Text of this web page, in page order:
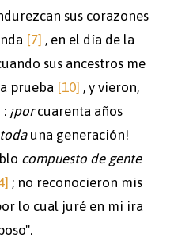
sus corazones
[7] , en el día de la
sus ancestros me
prueba [10] , y vieron,
: ¡porcuarenta años
toda una generación!
compuesto de gente
; no reconocieron mis
lo cual juré en mi ira